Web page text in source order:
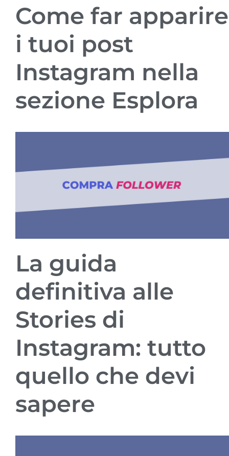
Come far apparire
i tuoi post
Instagram nella
sezione Esplora
La guida
definitiva alle
Stories di
Instagram: tutto
quello che devi
sapere